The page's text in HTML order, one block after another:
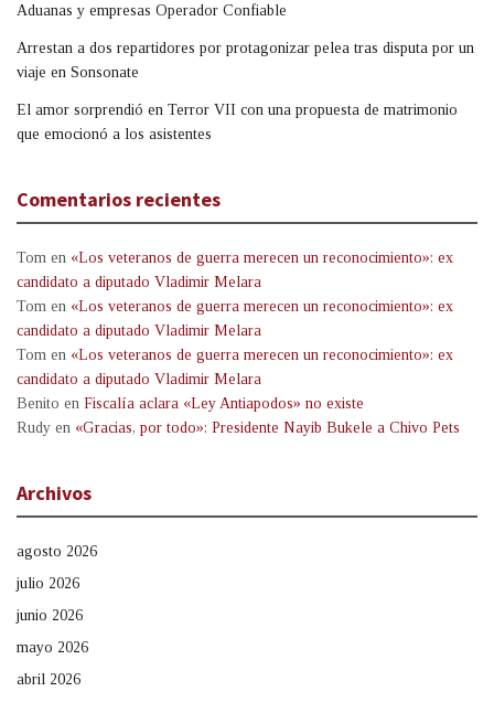
Aduanas y empresas Operador Confiable
Arrestan a dos repartidores por protagonizar pelea tras disputa por un
viaje en Sonsonate
El amor sorprendió en Terror VII con una propuesta de matrimonio
que emocionó a los asistentes
Comentarios recientes
Tom en «Los veteranos de guerra merecen un reconocimiento»: ex
candidato a diputado Vladimir Melara
Tom en «Los veteranos de guerra merecen un reconocimiento»: ex
candidato a diputado Vladimir Melara
Tom en «Los veteranos de guerra merecen un reconocimiento»: ex
candidato a diputado Vladimir Melara
Benito en Fiscalía aclara «Ley Antiapodos» no existe
Rudy en «Gracias, por todo»: Presidente Nayib Bukele a Chivo Pets
Archivos
agosto 2026
julio 2026
junio 2026
mayo 2026
abril 2026